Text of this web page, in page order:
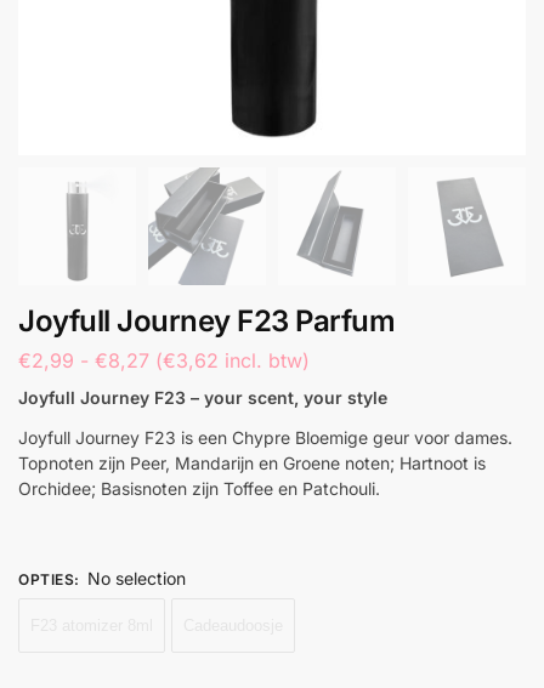
Joyfull Journey F23 Parfum
€2,99 - €8,27 (€3,62 incl. btw)
Joyfull Journey F23 – your scent, your style
Joyfull Journey F23 is een Chypre Bloemige geur voor dames.
Topnoten zijn Peer, Mandarijn en Groene noten; Hartnoot is
Orchidee; Basisnoten zijn Toffee en Patchouli.
OPTIES: No selection